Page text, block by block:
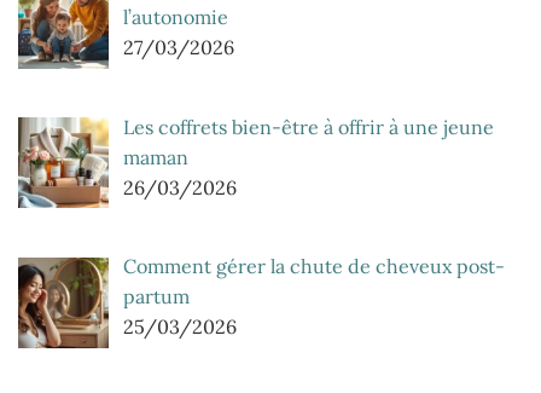
l’autonomie
27/03/2026
Les coffrets bien-être à offrir à une jeune
maman
26/03/2026
Comment gérer la chute de cheveux post-
partum
25/03/2026